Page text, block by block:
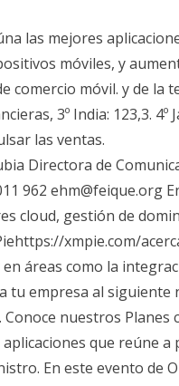
las mejores
móviles, y
comercio móvil. y de la
3º India: 123,3.
las ventas.
Directora de
962 ehm@feique.org
cloud, gestión de
xmpie.com/
áreas como la
tu empresa al siguiente
Conoce nuestros
que reúne
En este evento de